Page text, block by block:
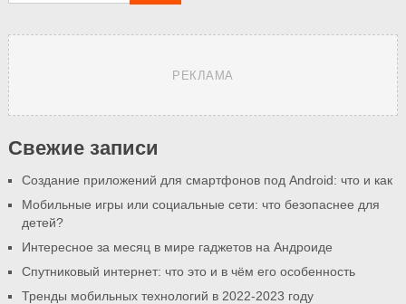
РЕКЛАМА
Свежие записи
Создание приложений для смартфонов под Android: что и как
Мобильные игры или социальные сети: что безопаснее для
детей?
Интересное за месяц в мире гаджетов на Андроиде
Спутниковый интернет: что это и в чём его особенность
Тренды мобильных технологий в 2022-2023 году